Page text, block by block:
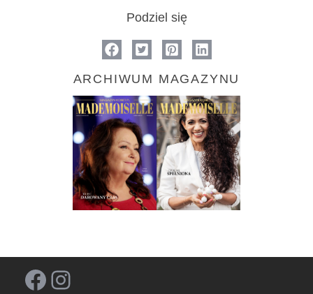
Podziel się
ARCHIWUM MAGAZYNU
Facebook Instagram